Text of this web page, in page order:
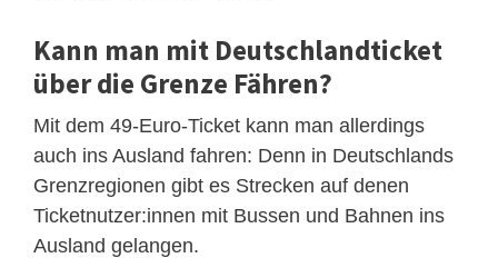
Kann man mit Deutschlandticket
über die Grenze Fähren?
Mit dem 49-Euro-Ticket kann man allerdings
auch ins Ausland fahren: Denn in Deutschlands
Grenzregionen gibt es Strecken auf denen
Ticketnutzer:innen mit Bussen und Bahnen ins
Ausland gelangen.